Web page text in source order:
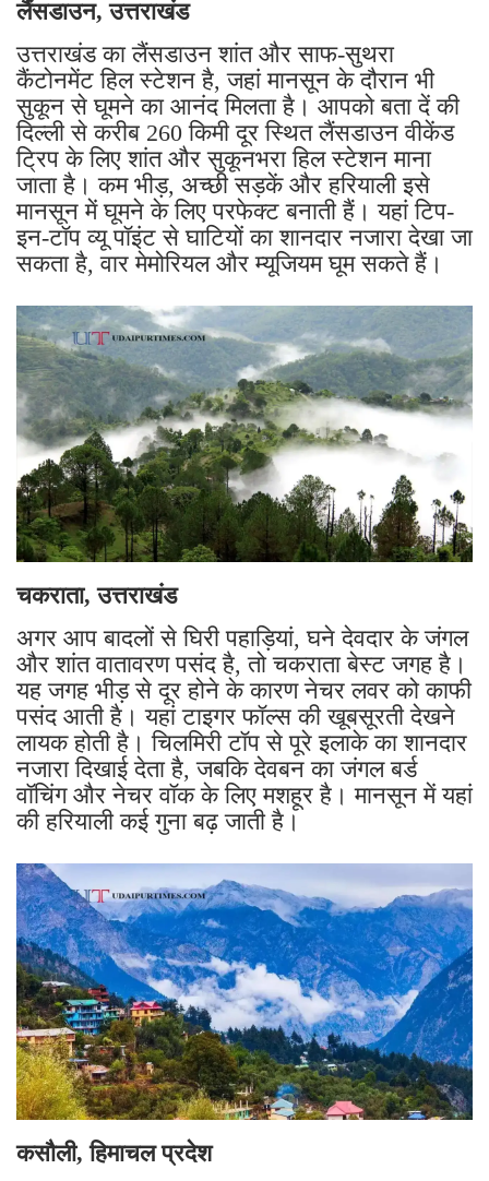
लैंसडाउन, उत्तराखंड
उत्तराखंड का लैंसडाउन शांत और साफ-सुथरा
कैंटोनमेंट हिल स्टेशन है, जहां मानसून के दौरान भी
सुकून से घूमने का आनंद मिलता है। आपको बता दें की
दिल्ली से करीब 260 किमी दूर स्थित लैंसडाउन वीकेंड
ट्रिप के लिए शांत और सुकूनभरा हिल स्टेशन माना
जाता है। कम भीड़, अच्छी सड़कें और हरियाली इसे
मानसून में घूमने के लिए परफेक्ट बनाती हैं। यहां टिप-
इन-टॉप व्यू पॉइंट से घाटियों का शानदार नजारा देखा जा
सकता है, वार मेमोरियल और म्यूजियम घूम सकते हैं।
चकराता, उत्तराखंड
अगर आप बादलों से घिरी पहाड़ियां, घने देवदार के जंगल
और शांत वातावरण पसंद है, तो चकराता बेस्ट जगह है।
यह जगह भीड़ से दूर होने के कारण नेचर लवर को काफी
पसंद आती है। यहां टाइगर फॉल्स की खूबसूरती देखने
लायक होती है। चिलमिरी टॉप से पूरे इलाके का शानदार
नजारा दिखाई देता है, जबकि देवबन का जंगल बर्ड
वॉचिंग और नेचर वॉक के लिए मशहूर है। मानसून में यहां
की हरियाली कई गुना बढ़ जाती है।
कसौली, हिमाचल प्रदेश